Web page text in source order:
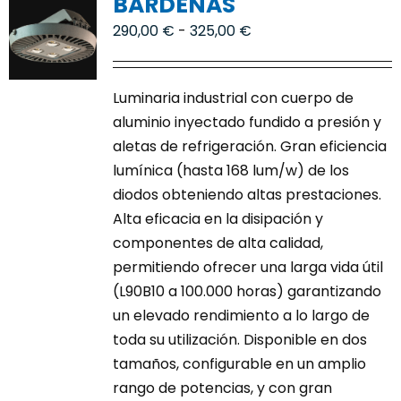
Contacto 290,00 € - 325,00 €Rango
desde
290,00 €
hasta
325,00 €
Luminaria industrial con cuerpo de
aluminio inyectado fundido a presión y
aletas de refrigeración. Gran eficiencia
lumínica (hasta 168 lum/w) de los
diodos obteniendo altas prestaciones.
Alta eficacia en la disipación y
componentes de alta calidad,
permitiendo ofrecer una larga vida útil
(L90B10 a 100.000 horas) garantizando
un elevado rendimiento a lo largo de
toda su utilización. Disponible en dos
tamaños, configurable en un amplio
rango de potencias, y con gran